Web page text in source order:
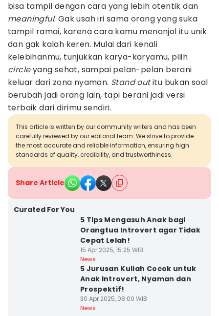
bisa tampil dengan cara yang lebih otentik dan
meaningful. Gak usah iri sama orang yang suka
tampil ramai, karena cara kamu menonjol itu unik
dan gak kalah keren. Mulai dari kenali
kelebihanmu, tunjukkan karya-karyamu, pilih
circleyang sehat, sampai pelan-pelan berani
keluar dari zona nyaman. Stand outitu bukan soal
berubah jadi orang lain, tapi berani jadi versi
terbaik dari dirimu sendiri.
This article is written by our community writers and has been
carefully reviewed by our editorial team. We strive to provide
the most accurate and reliable information, ensuring high
standards of quality, credibility, and trustworthiness.
Share Article
Curated For You
5 Tips Mengasuh Anak bagi
Orangtua Introvert agar Tidak
Cepat Lelah!
15 Apr 2025, 15:25 WIB
News
5 Jurusan Kuliah Cocok untuk
Anak Introvert, Nyaman dan
Prospektif!
30 Apr 2025, 08:00 WIB
News